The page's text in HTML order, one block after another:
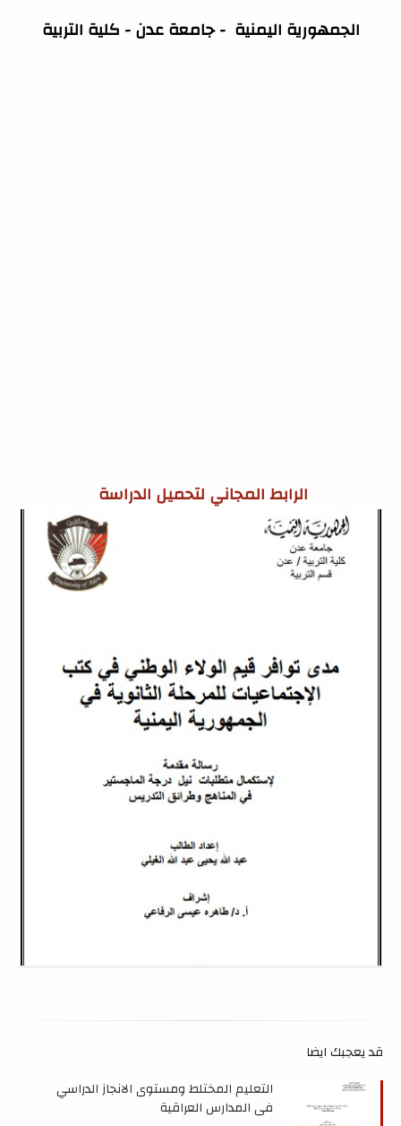
الجمهورية اليمنية - جامعة عدن - كلية التربية
الرابط المجاني لتحميل الدراسة
قد يعجبك ايضا
التعليم المختلط ومستوى الانجاز الدراسي
في المدارس العراقية